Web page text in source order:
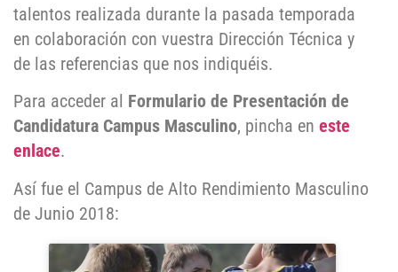
talentos realizada durante la pasada temporada
en colaboración con vuestra Dirección Técnica y
de las referencias que nos indiquéis.
Para acceder al Formulario de Presentación de
Candidatura Campus Masculino, pincha en este
enlace.
Así fue el Campus de Alto Rendimiento Masculino
de Junio 2018: